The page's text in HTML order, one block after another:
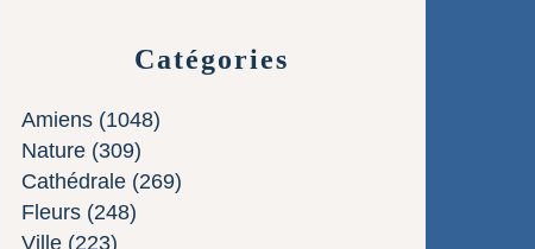
Catégories
Amiens (1048)
Nature (309)
Cathédrale (269)
Fleurs (248)
Ville (223)